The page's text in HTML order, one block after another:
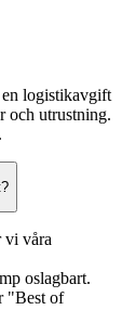
logistikavgift
och utrustning.
vi våra
oslagbart.
"Best of